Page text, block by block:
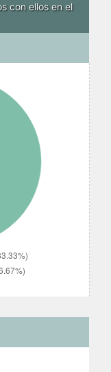
con ellos en el